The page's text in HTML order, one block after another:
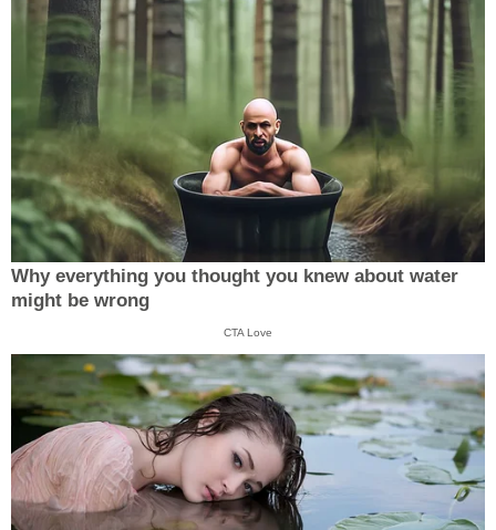
Why everything you thought you knew about water
might be wrong
CTA Love